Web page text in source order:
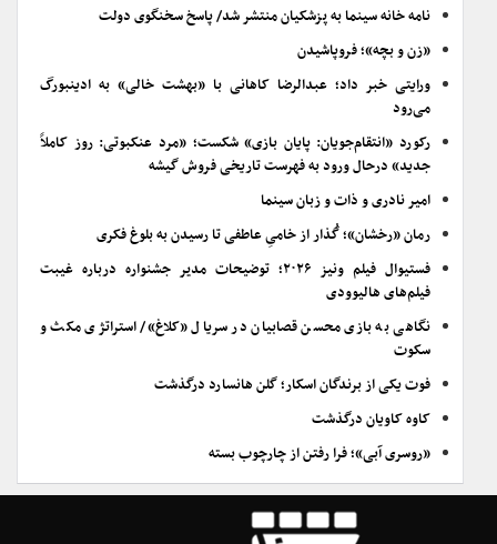
نامه خانه سینما به پزشکیان منتشر شد/ پاسخ سخنگوی دولت
«زن و بچه»؛ فروپاشیدن
ورایتی خبر داد؛ عبدالرضا کاهانی با «بهشت خالی» به ادینبورگ
می‌رود
رکورد «انتقام‌جویان: پایان بازی» شکست؛ «مرد عنکبوتی: روز کاملاً
جدید» درحال ورود به فهرست تاریخی فروش گیشه
امیر نادری و ذات و زبان سینما
رمان «رخشان»؛ گُذار از خامیِ عاطفی تا رسیدن به بلوغ فکری
فستیوال فیلم ونیز ۲۰۲۶؛ توضیحات مدیر جشنواره درباره غیبت
فیلم‌های هالیوودی
نگاهی به بازی محسن قصابیان در سریال «کلاغ»/ استراتژی مکث و
سکوت
فوت یکی از برندگان اسکار؛ گلن هانسارد درگذشت
کاوه کاویان درگذشت
«روسری آبی»؛ فرا رفتن از چارچوب بسته